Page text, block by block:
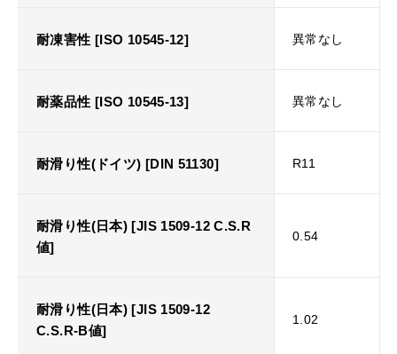
耐凍害性 [ISO 10545-12] 異常なし
耐薬品性 [ISO 10545-13] 異常なし
耐滑り性(ドイツ) [DIN 51130] R11
耐滑り性(日本) [JIS 1509-12 C.S.R
値]
0.54
耐滑り性(日本) [JIS 1509-12
C.S.R-B値]
1.02